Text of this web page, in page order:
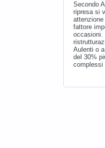
Secondo
ripresa si
fattore
occasioni.
Aulenti o
del 30%
complessi